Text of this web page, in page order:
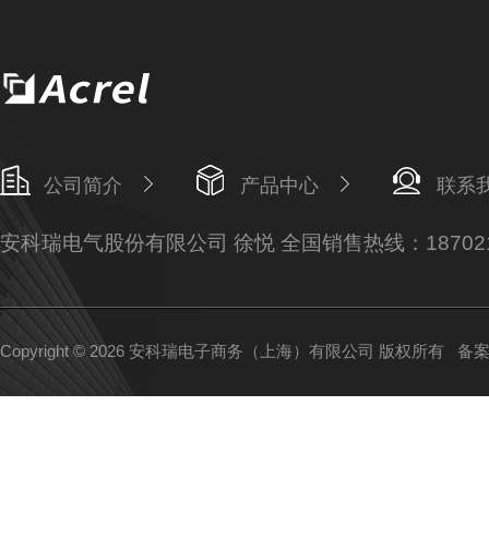
公司简介 产品中心 联系
安科瑞电气股份有限公司 徐悦 全国销售热线：
Copyright © 2026 安科瑞电子商务（上海）有限公司 版权所有 备